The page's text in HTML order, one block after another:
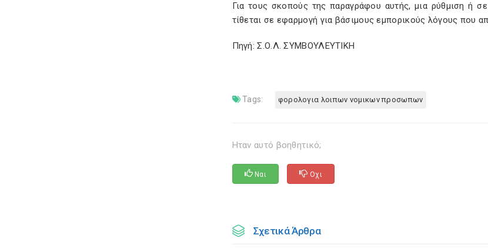
Για τους σκοπούς της παραγράφου αυτής, μια ρύθμιση ή
τίθεται σε εφαρμογή για βάσιμους εμπορικούς λόγους που
Πηγή: Σ.Ο.Λ. ΣΥΜΒΟΥΛΕΥΤΙΚΗ
Tags: φορολογια λοιπων νομικων προσωπων
Ηταν αυτό βοηθητικό;
Ναι Οχι
Σχετικά Άρθρα